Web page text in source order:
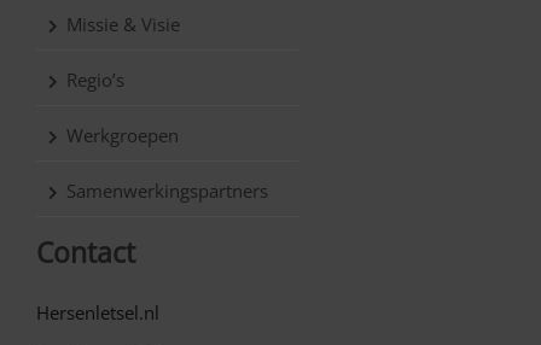
Missie & Visie
Regio’s
Werkgroepen
Samenwerkingspartners
Contact
Hersenletsel.nl